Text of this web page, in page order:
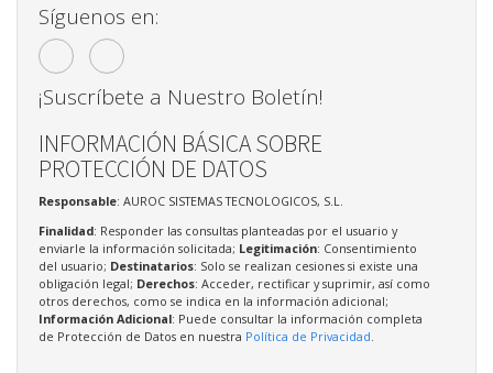
Síguenos en:
¡Suscríbete a Nuestro Boletín!
INFORMACIÓN BÁSICA SOBRE
PROTECCIÓN DE DATOS
Responsable: AUROC SISTEMAS TECNOLOGICOS, S.L.
Finalidad: Responder las consultas planteadas por el usuario y
enviarle la información solicitada; Legitimación: Consentimiento
del usuario; Destinatarios: Solo se realizan cesiones si existe una
obligación legal; Derechos: Acceder, rectificar y suprimir, así como
otros derechos, como se indica en la información adicional;
Información Adicional: Puede consultar la información completa
de Protección de Datos en nuestra Política de Privacidad